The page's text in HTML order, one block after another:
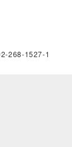
268-1527-1